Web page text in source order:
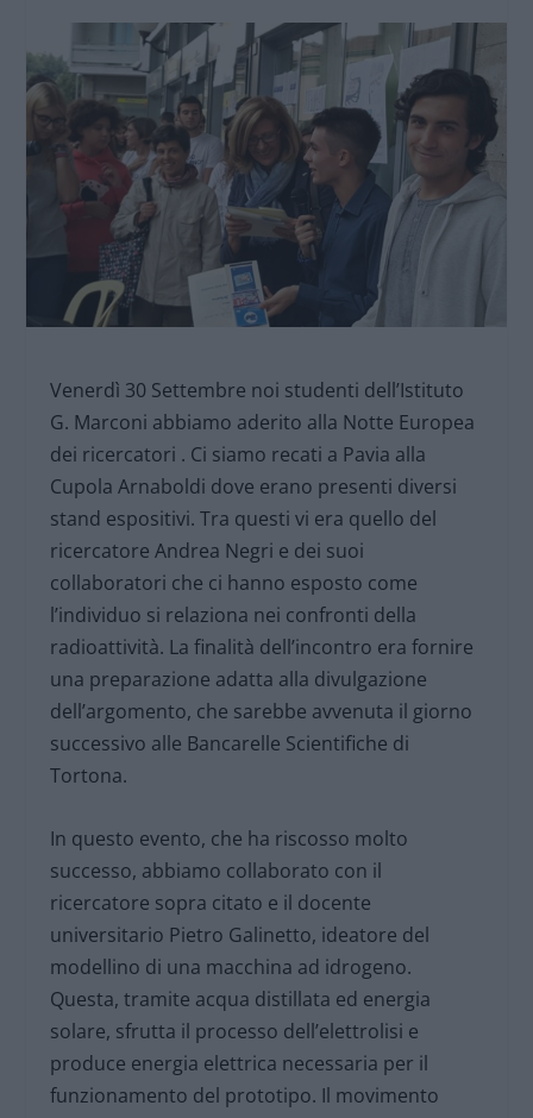
Venerdì 30 Settembre noi studenti dell’Istituto
G. Marconi abbiamo aderito alla Notte Europea
dei ricercatori . Ci siamo recati a Pavia alla
Cupola Arnaboldi dove erano presenti diversi
stand espositivi. Tra questi vi era quello del
ricercatore Andrea Negri e dei suoi
collaboratori che ci hanno esposto come
l’individuo si relaziona nei confronti della
radioattività. La finalità dell’incontro era fornire
una preparazione adatta alla divulgazione
dell’argomento, che sarebbe avvenuta il giorno
successivo alle Bancarelle Scientifiche di
Tortona.
In questo evento, che ha riscosso molto
successo, abbiamo collaborato con il
ricercatore sopra citato e il docente
universitario Pietro Galinetto, ideatore del
modellino di una macchina ad idrogeno.
Questa, tramite acqua distillata ed energia
solare, sfrutta il processo dell’elettrolisi e
produce energia elettrica necessaria per il
funzionamento del prototipo. Il movimento